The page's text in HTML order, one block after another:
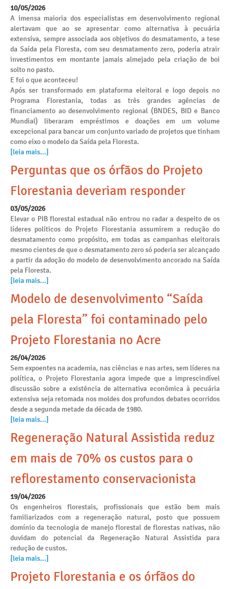
10/05/2026
A imensa maioria dos especialistas em desenvolvimento regional
alertavam que ao se apresentar como alternativa à pecuária
extensiva, sempre associada aos objetivos do desmatamento, a tese
da Saída pela Floresta, com seu desmatamento zero, poderia atrair
investimentos em montante jamais almejado pela criação de boi
solto no pasto.
E foi o que aconteceu!
Após ser transformado em plataforma eleitoral e logo depois no
Programa Florestania, todas as três grandes agências de
financiamento ao desenvolvimento regional (BNDES, BID e Banco
Mundial) liberaram empréstimos e doações em um volume
excepcional para bancar um conjunto variado de projetos que tinham
como eixo o modelo da Saída pela Floresta.
[leia mais...]
Perguntas que os órfãos do Projeto
Florestania deveriam responder
03/05/2026
Elevar o PIB florestal estadual não entrou no radar a despeito de os
líderes políticos do Projeto Florestania assumirem a redução do
desmatamento como propósito, em todas as campanhas eleitorais
mesmo cientes de que o desmatamento zero só poderia ser alcançado
a partir da adoção do modelo de desenvolvimento ancorado na Saída
pela Floresta.
[leia mais...]
Modelo de desenvolvimento “Saída
pela Floresta” foi contaminado pelo
Projeto Florestania no Acre
26/04/2026
Sem expoentes na academia, nas ciências e nas artes, sem líderes na
política, o Projeto Florestania agora impede que a imprescindível
discussão sobre a existência de alternativa econômica à pecuária
extensiva seja retomada nos moldes dos profundos debates ocorridos
desde a segunda metade da década de 1980.
[leia mais...]
Regeneração Natural Assistida reduz
em mais de 70% os custos para o
reflorestamento conservacionista
19/04/2026
Os engenheiros florestais, profissionais que estão bem mais
familiarizados com a regeneração natural, posto que possuem
domínio da tecnologia de manejo florestal de florestas nativas, não
duvidam do potencial da Regeneração Natural Assistida para
redução de custos.
[leia mais...]
Projeto Florestania e os órfãos do